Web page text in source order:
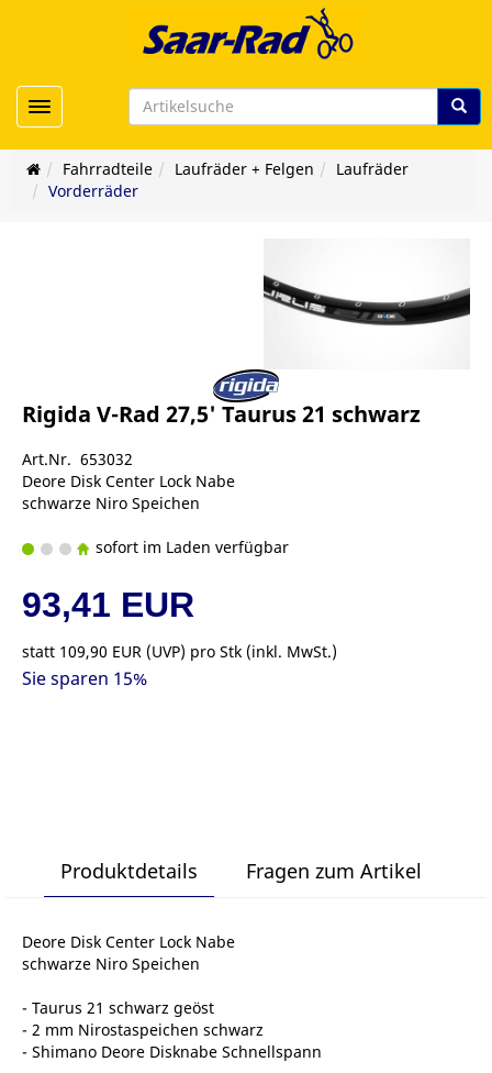
Toggle navigation
Fahrradteile Laufräder + Felgen
Laufräder
Vorderräder
Rigida V-Rad 27,5' Taurus 21 schwarz
Art.Nr. 653032
Deore Disk Center Lock Nabe
schwarze Niro Speichen
sofort im Laden verfügbar
93,41 EUR
statt 109,90 EUR (UVP) pro Stk (inkl. MwSt.)
Sie sparen 15%
Produktdetails Fragen zum Artikel
Deore Disk Center Lock Nabe
schwarze Niro Speichen
- Taurus 21 schwarz geöst
- 2 mm Nirostaspeichen schwarz
- Shimano Deore Disknabe Schnellspann